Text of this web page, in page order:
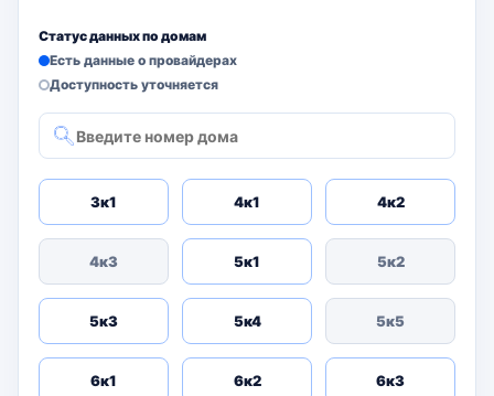
Статус данных по домам
Есть данные о провайдерах
Доступность уточняется
3к1 4к1 4к2
4к3 5к1 5к2
5к3 5к4 5к5
6к1 6к2 6к3